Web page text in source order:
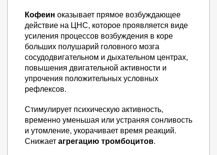
Кофеин оказывает прямое возбуждающее
действие на ЦНС, которое проявляется виде
усиления процессов возбуждения в коре
больших полушарий головного мозга
сосудодвигательном и дыхательном центрах,
повышения двигательной активности и
упрочения положительных условных
рефлексов.
Стимулирует психическую активность,
временно уменьшая или устраняя сонливость
и утомление, укорачивает время реакций.
Снижаетагрегацию тромбоцитов.